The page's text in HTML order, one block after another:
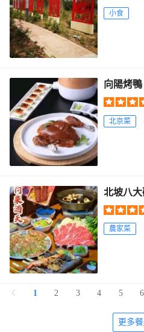
小食
向陽烤鴨
北京菜
北坡八
農家菜
1 2 3 4 5 6
更多